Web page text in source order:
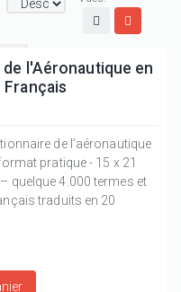
l'Aéronautique en
Français
de l’aéronautique
pratique - 15 x 21
quelque 4.000 termes et
traduits en 20